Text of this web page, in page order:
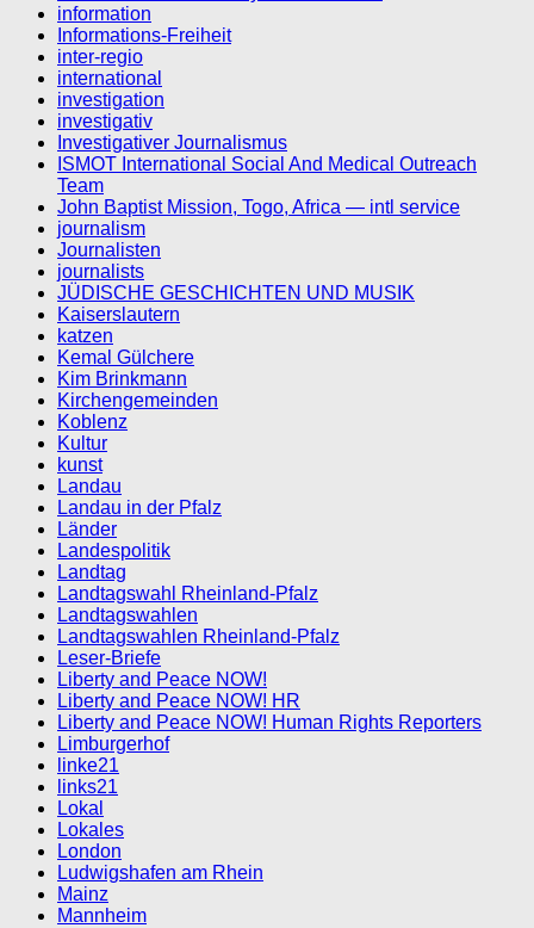
information
Informations-Freiheit
inter-regio
international
investigation
investigativ
Investigativer Journalismus
ISMOT International Social And Medical Outreach
Team
John Baptist Mission, Togo, Africa — intl service
journalism
Journalisten
journalists
JÜDISCHE GESCHICHTEN UND MUSIK
Kaiserslautern
katzen
Kemal Gülchere
Kim Brinkmann
Kirchengemeinden
Koblenz
Kultur
kunst
Landau
Landau in der Pfalz
Länder
Landespolitik
Landtag
Landtagswahl Rheinland-Pfalz
Landtagswahlen
Landtagswahlen Rheinland-Pfalz
Leser-Briefe
Liberty and Peace NOW!
Liberty and Peace NOW! HR
Liberty and Peace NOW! Human Rights Reporters
Limburgerhof
linke21
links21
Lokal
Lokales
London
Ludwigshafen am Rhein
Mainz
Mannheim